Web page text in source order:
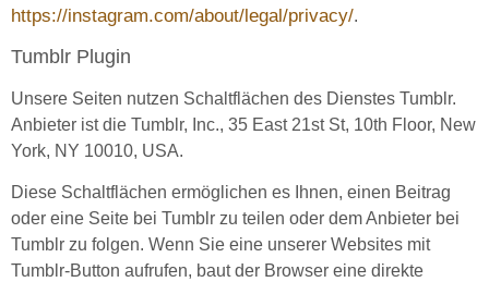
https://instagram.com/about/legal/privacy/.
Tumblr Plugin
Unsere Seiten nutzen Schaltflächen des Dienstes Tumblr.
Anbieter ist die Tumblr, Inc., 35 East 21st St, 10th Floor, New
York, NY 10010, USA.
Diese Schaltflächen ermöglichen es Ihnen, einen Beitrag
oder eine Seite bei Tumblr zu teilen oder dem Anbieter bei
Tumblr zu folgen. Wenn Sie eine unserer Websites mit
Tumblr-Button aufrufen, baut der Browser eine direkte